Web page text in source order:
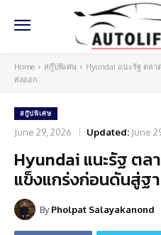
Home สกู๊ปพิเศษ
Hyundai แนะรัฐ ตล
ส่งออก
สกู๊ปพิเศษ
June 29, 2026 Updated: June
Hyundai แนะรัฐ ตล
แข็งแกร่งก่อนดันสู่ฐ
By Pholpat Salayakanond